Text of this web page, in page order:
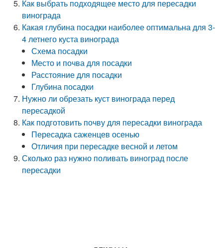
Как выбрать подходящее место для пересадки
винограда
Какая глубина посадки наиболее оптимальна для 3-
4 летнего куста винограда
Схема посадки
Место и почва для посадки
Расстояние для посадки
Глубина посадки
Нужно ли обрезать куст винограда перед
пересадкой
Как подготовить почву для пересадки винограда
Пересадка саженцев осенью
Отличия при пересадке весной и летом
Сколько раз нужно поливать виноград после
пересадки